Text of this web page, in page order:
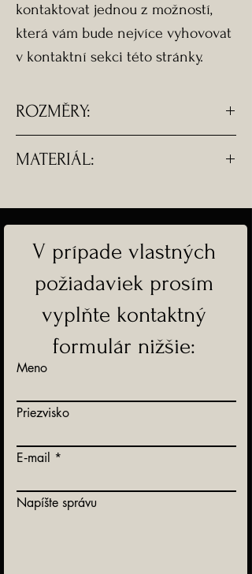
kontaktovat jednou z možností,
která vám bude nejvíce vyhovovat
v kontaktní sekci této stránky.
ROZMĚRY:
-Délka náhrdelníku: 50 cm
-Rozměry přívěsku: 1,7 cm x 1,7 cm
MATERIÁL:
-Řetízek je z porhodiovaného
stříbra.
V prípade vlastných
požiadaviek prosím
vyplňte kontaktný
formulár nižšie:
Meno
Priezvisko
E‑mail
Napíšte správu